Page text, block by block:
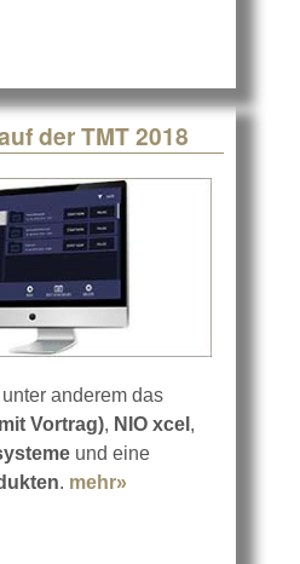
der TMT 2018
anderem das
Vortrag), NIO xcel ,
und eine
. mehr» about